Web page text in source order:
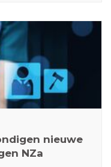
nieuwe
NZa